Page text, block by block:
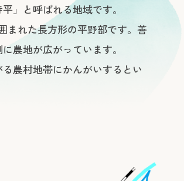
」と呼ばれる地域です。
まれた長方形の平野部です。善
農地が広がっています。
農村地帯にかんがいするとい